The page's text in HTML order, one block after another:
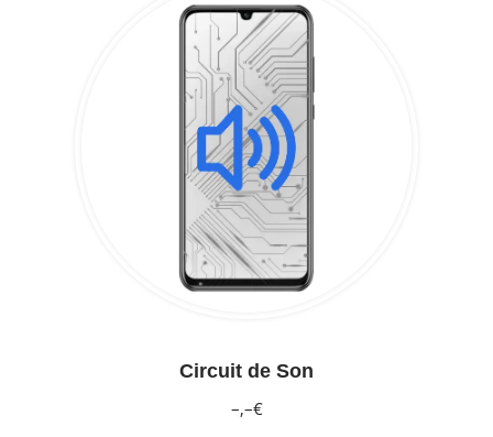
Circuit de Son
–,–€